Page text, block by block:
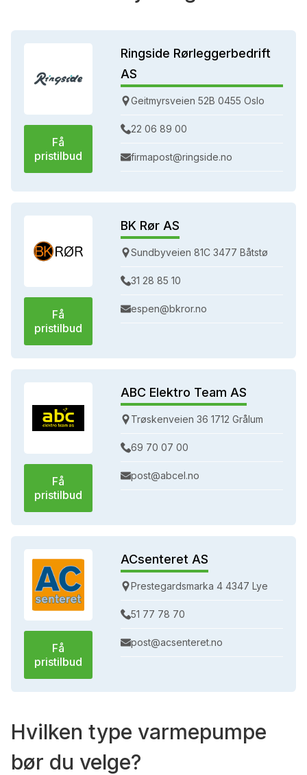
Få
pristilbud
Ringside Rørleggerbedrift
AS
Geitmyrsveien 52B 0455 Oslo
22 06 89 00
firmapost@ringside.no
Få
pristilbud
BK Rør AS
Sundbyveien 81C 3477 Båtstø
31 28 85 10
espen@bkror.no
Få
pristilbud
ABC Elektro Team AS
Trøskenveien 36 1712 Grålum
69 70 07 00
post@abcel.no
Få
pristilbud
ACsenteret AS
Prestegardsmarka 4 4347 Lye
51 77 78 70
post@acsenteret.no
Hvilken type varmepumpe
bør du velge?